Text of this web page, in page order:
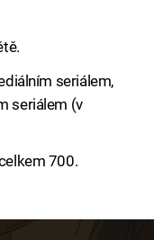
seriálem,
seriálem (v
700.